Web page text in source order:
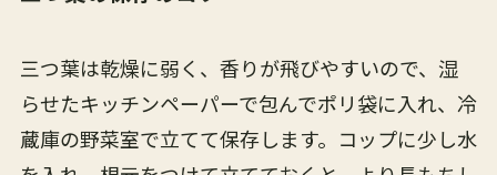
三つ葉は乾燥に弱く、香りが飛びやすいので、湿
らせたキッチンペーパーで包んでポリ袋に入れ、冷
蔵庫の野菜室で立てて保存します。コップに少し水